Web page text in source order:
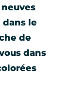
le
de
dans